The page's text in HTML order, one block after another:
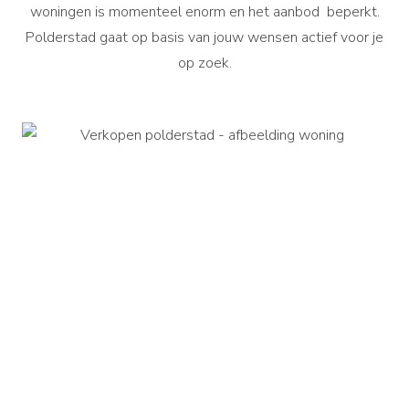
woningen is momenteel enorm en het aanbod beperkt.
Polderstad gaat op basis van jouw wensen actief voor je
op zoek.